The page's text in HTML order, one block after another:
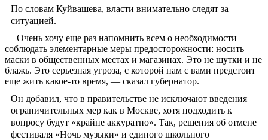
По словам Куйвашева, власти внимательно следят за
ситуацией.
— Очень хочу еще раз напомнить всем о необходимости
соблюдать элементарные меры предосторожности: носить
маски в общественных местах и магазинах. Это не шутки и не
блажь. Это серьезная угроза, с которой нам с вами предстоит
еще жить какое-то время, — сказал губернатор.
Он добавил, что в правительстве не исключают введения
ограничительных мер как в Москве, хотя подходить к
вопросу будут «крайне аккуратно». Так, решения об отмене
фестиваля «Ночь музыки» и единого школьного